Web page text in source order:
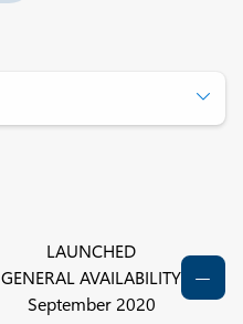
LAUNCHED
GENERAL AVAILABILITY
September 2020